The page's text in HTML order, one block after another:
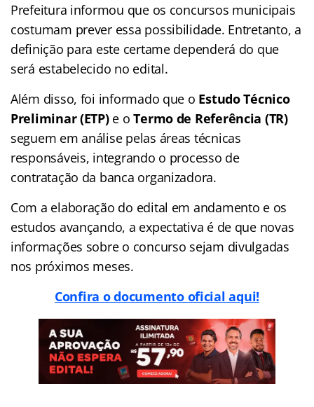
Prefeitura informou que os concursos municipais
costumam prever essa possibilidade. Entretanto, a
definição para este certame dependerá do que
será estabelecido no edital.
Além disso, foi informado que o Estudo Técnico
Preliminar (ETP)e oTermo de Referência (TR)
seguem em análise pelas áreas técnicas
responsáveis, integrando o processo de
contratação da banca organizadora.
Com a elaboração do edital em andamento e os
estudos avançando, a expectativa é de que novas
informações sobre o concurso sejam divulgadas
nos próximos meses.
Confira o documento oficial aqui!